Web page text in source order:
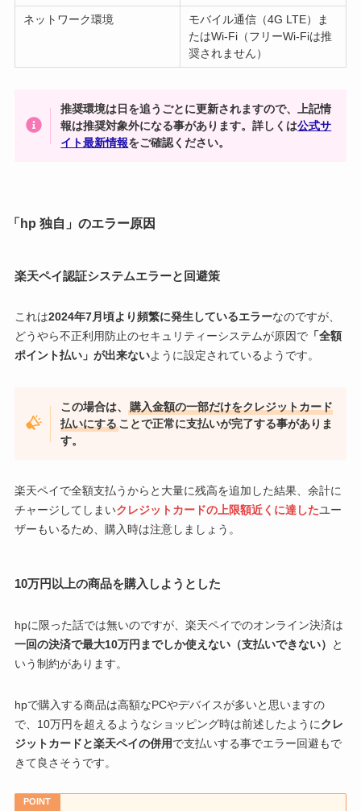
ネットワーク環境
モバイル通信（4G LTE）ま
たはWi-Fi（フリーWi-Fiは推
奨されません）
推奨環境は日を追うごとに更新されますので、上記情
報は推奨対象外になる事があります。詳しくは公式サ
イト最新情報をご確認ください。
「hp 独自」のエラー原因
楽天ペイ認証システムエラーと回避策
これは2024年7月頃より頻繁に発生しているエラーなのですが、
どうやら不正利用防止のセキュリティーシステムが原因で「全額
ポイント払い」が出来ないように設定されているようです。
この場合は、
購入金額の一部だけをクレジットカード
払いにする ことで正常に支払いが完了する事がありま
す。
楽天ペイで全額支払うからと大量に残高を追加した結果、余計に
チャージしてしまいクレジットカードの上限額近くに達したユー
ザーもいるため、購入時は注意しましょう。
10万円以上の商品を購入しようとした
hpに限った話では無いのですが、楽天ペイでのオンライン決済は
一回の決済で最大10万円までしか使えない（支払いできない）
と
いう制約があります。
hpで購入する商品は高額なPCやデバイスが多いと思いますの
で、10万円を超えるようなショッピング時は前述したように クレ
ジットカードと楽天ペイの併用 で支払いする事でエラー回避もで
きて良さそうです。
POINT